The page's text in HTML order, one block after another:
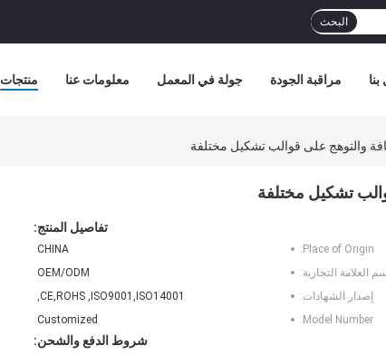
البحث
منتجات معلومات عنا جولة في المعمل مراقبة الجودة
والتوهج على قوالب تشكيل مختلفة
تشكيل مختلفة
تفاصيل المنتج:
Place of Origin:
CHINA
اسم العلامة التجارية:
OEM/ODM
إصدار الشهادات:
CE,ROHS ,ISO9001,ISO14001,
Model Number:
Customized
شروط الدفع والشحن: